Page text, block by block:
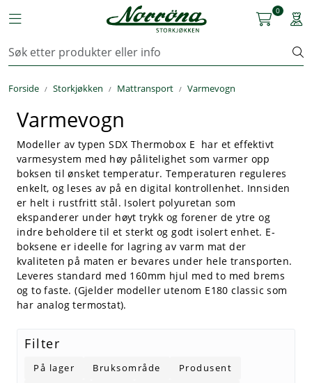
Toggle navigation
0
Forside Storkjøkken Mattransport Varmevogn
Varmevogn
Modeller av typen SDX Thermobox E har et effektivt
varmesystem med høy pålitelighet som varmer opp
boksen til ønsket temperatur. Temperaturen reguleres
enkelt, og leses av på en digital kontrollenhet. Innsiden
er helt i rustfritt stål. Isolert polyuretan som
ekspanderer under høyt trykk og forener de ytre og
indre beholdere til et sterkt og godt isolert enhet. E-
boksene er ideelle for lagring av varm mat der
kvaliteten på maten er bevares under hele transporten.
Leveres standard med 160mm hjul med to med brems
og to faste. (Gjelder modeller utenom E180 classic som
har analog termostat).
Filter
På lager Bruksområde
Produsent
Kjøkkenutstyr
Storkjøkken
Renhold & Vaskeri
Arbeidstøy
Reservedeler
Service
OUTLET
Løsninger
Tjenester